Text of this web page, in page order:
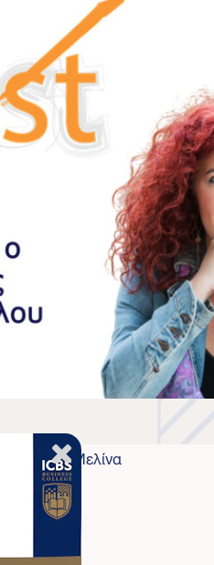
από την Μελίνα